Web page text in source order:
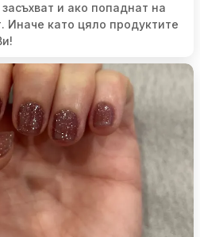
и ако попаднат на
Иначе като цяло продуктите